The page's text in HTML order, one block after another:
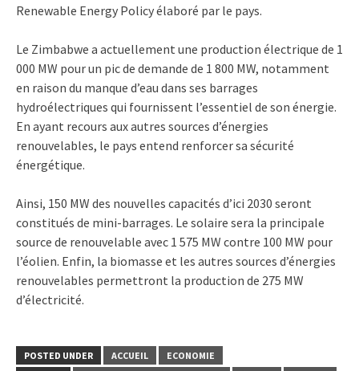
Renewable Energy Policy élaboré par le pays.
Le Zimbabwe a actuellement une production électrique de 1
000 MW pour un pic de demande de 1 800 MW, notamment
en raison du manque d’eau dans ses barrages
hydroélectriques qui fournissent l’essentiel de son énergie.
En ayant recours aux autres sources d’énergies
renouvelables, le pays entend renforcer sa sécurité
énergétique.
Ainsi, 150 MW des nouvelles capacités d’ici 2030 seront
constitués de mini-barrages. Le solaire sera la principale
source de renouvelable avec 1 575 MW contre 100 MW pour
l’éolien. Enfin, la biomasse et les autres sources d’énergies
renouvelables permettront la production de 275 MW
d’électricité.
POSTED UNDER ACCUEIL
ECONOMIE